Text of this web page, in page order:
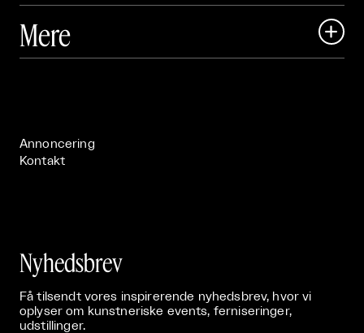
 Art Matter Festival
Mere 
Annoncering
Kontakt
Nyhedsbrev
Få tilsendt vores inspirerende nyhedsbrev, hvor vi
oplyser om kunstneriske events, ferniseringer,
udstillinger.